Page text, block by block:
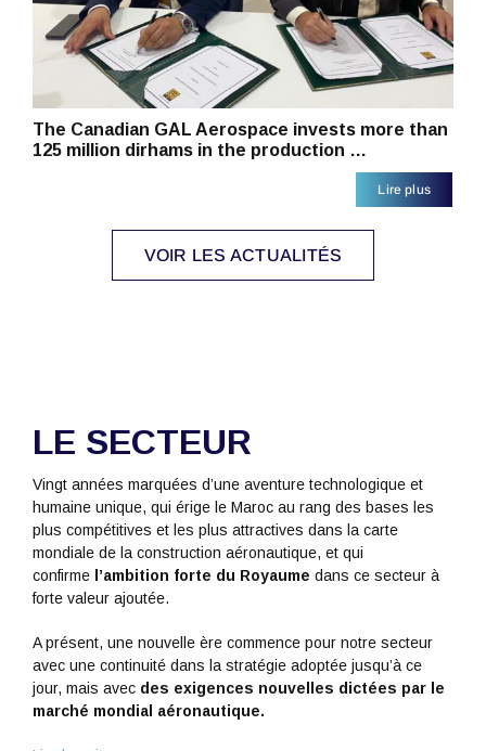
The Canadian GAL Aerospace invests more than
125 million dirhams in the production …
Lire plus
VOIR LES ACTUALITÉS
LE SECTEUR
Vingt années marquées d’une aventure technologique et
humaine unique, qui érige le Maroc au rang des bases les
plus compétitives et les plus attractives dans la carte
mondiale de la construction aéronautique, et qui
confirme l’ambition forte du Royaume dans ce secteur à
forte valeur ajoutée.
A présent, une nouvelle ère commence pour notre secteur
avec une continuité dans la stratégie adoptée jusqu’à ce
jour, mais avec des exigences nouvelles dictées par le
marché mondial aéronautique.